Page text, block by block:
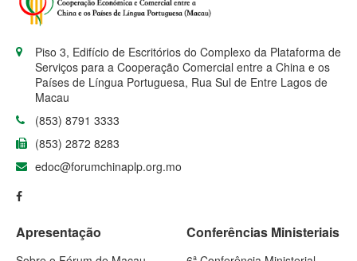
Piso 3, Edifício de Escritórios do Complexo da Plataforma de
Serviços para a Cooperação Comercial entre a China e os
Países de Língua Portuguesa, Rua Sul de Entre Lagos de
Macau
(853) 8791 3333
(853) 2872 8283
edoc@forumchinaplp.org.mo
Apresentação Conferências Ministeriais